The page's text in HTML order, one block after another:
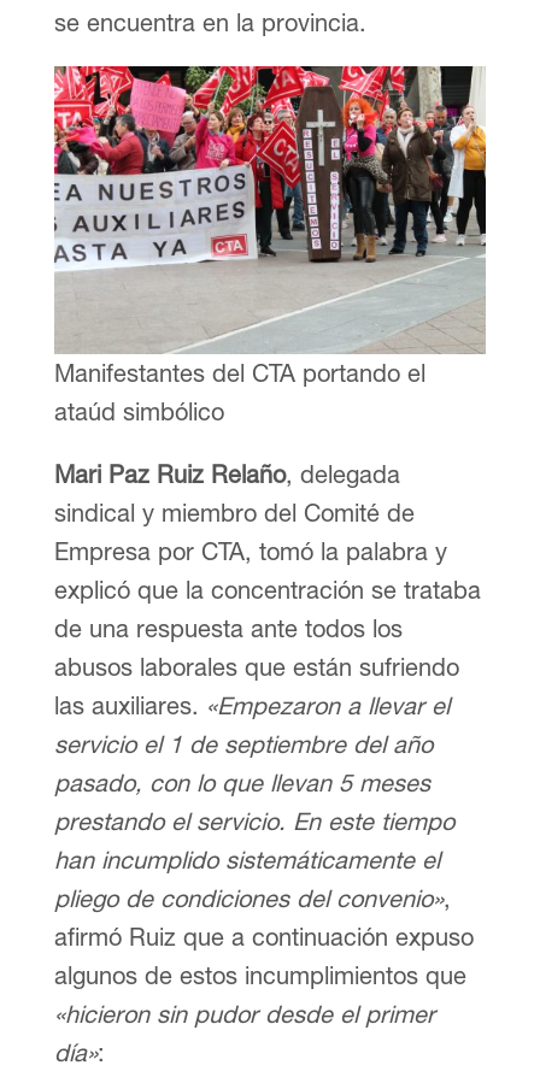
se encuentra en la provincia.
Manifestantes del CTA portando el
ataúd simbólico
Mari Paz Ruiz Relaño, delegada
sindical y miembro del Comité de
Empresa por CTA, tomó la palabra y
explicó que la concentración se trataba
de una respuesta ante todos los
abusos laborales que están sufriendo
las auxiliares. «Empezaron a llevar el
servicio el 1 de septiembre del año
pasado, con lo que llevan 5 meses
prestando el servicio. En este tiempo
han incumplido sistemáticamente el
pliego de condiciones del convenio»,
afirmó Ruiz que a continuación expuso
algunos de estos incumplimientos que
«hicieron sin pudor desde el primer
día»: